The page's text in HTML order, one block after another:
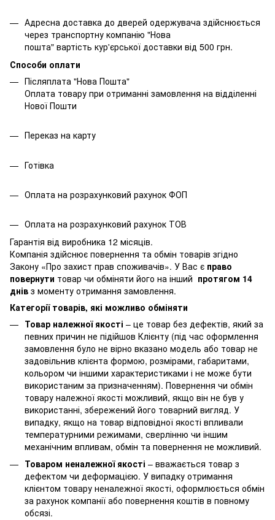
Адресна доставка до дверей одержувача здійснюється
через транспортну компанію "Нова
пошта" вартість кур'єрської доставки від 500 грн.
Способи оплати
Післяплата "Нова Пошта"
Оплата товару при отриманні замовлення на відділенні
Нової Пошти
Переказ на карту
Готівка
Оплата на розрахунковий рахунок ФОП
Оплата на розрахунковий рахунок ТОВ
Гарантія від виробника 12 місяців.
Компанія здійснює повернення та обмін товарів згідно
Закону «Про захист прав споживачів». У Вас є право
повернути товар чи обміняти його на інший протягом 14
днів з моменту отримання замовлення.
Категорії товарів, які можливо обміняти
Товар належної якості – це товар без дефектів, який за
певних причин не підійшов Клієнту (під час оформлення
замовлення було не вірно вказано модель або товар не
задовільнив клієнта формою, розмірами, габаритами,
кольором чи іншими характеристиками і не може бути
використаним за призначенням). Повернення чи обмін
товару належної якості можливий, якщо він не був у
використанні, збережений його товарний вигляд. У
випадку, якщо на товар відповідної якості впливали
температурними режимами, сверлінню чи іншим
механічним впливам, обмін та повернення не можливий.
Товаром неналежної якості – вважається товар з
дефектом чи деформацією. У випадку отримання
клієнтом товару неналежної якості, оформлюється обмін
за рахунок компанії або повернення коштів в повному
обсязі.